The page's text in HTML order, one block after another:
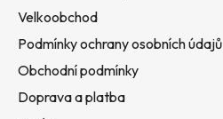
Velkoobchod
Podmínky ochrany osobních údajů
Obchodní podmínky
Doprava a platba